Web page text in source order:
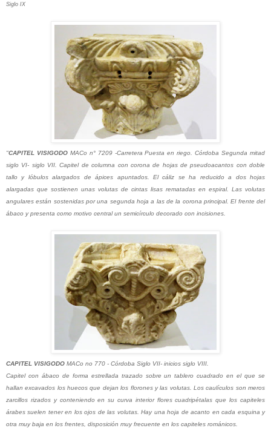
Siglo IX
"CAPITEL VISIGODOMACo n° 7209 -Carretera Puesta en riego. Córdoba Segunda mitad
siglo VI- siglo VII. Capitel de columna con corona de hojas de pseudoacantos con doble
tallo y lóbulos alargados de ápices apuntados. El cáliz se ha reducido a dos hojas
alargadas que sostienen unas volutas de cintas lisas rematadas en espiral. Las volutas
angulares están sostenidas por una segunda hoja a las de la corona principal. El frente del
ábaco y presenta como motivo central un semicírculo decorado con incisiones.
CAPITEL VISIGODO MACo no 770 - Córdoba Siglo VII- inicios siglo VIII.
Capitel con ábaco de forma estrellada trazado sobre un tablero cuadrado en el que se
hallan excavados los huecos que dejan los florones y las volutas. Los caulículos son meros
zarcillos rizados y conteniendo en su curva interior flores cuadripétalas que los capiteles
árabes suelen tener en los ojos de las volutas. Hay una hoja de acanto en cada esquina y
otra muy baja en los frentes, disposición muy frecuente en los capiteles románicos.